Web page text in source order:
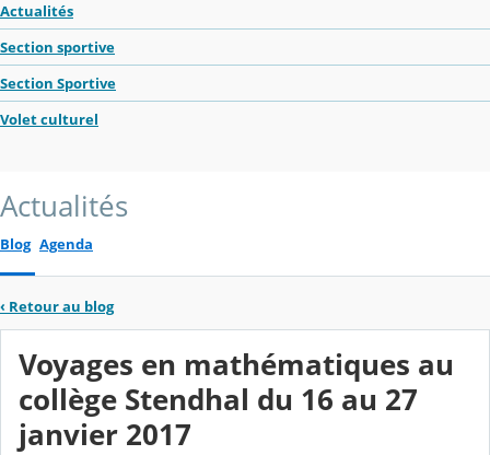
Actualités
Section sportive
Section Sportive
Volet culturel
Actualités
Blog Agenda
‹ Retour au blog
Voyages en mathématiques au
collège Stendhal du 16 au 27
janvier 2017